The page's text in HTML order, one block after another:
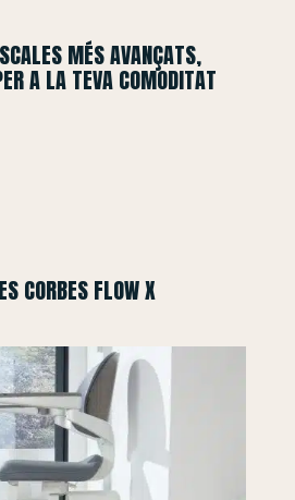
MÉS AVANÇATS,
A LA TEVA COMODITAT
CORBES FLOW X